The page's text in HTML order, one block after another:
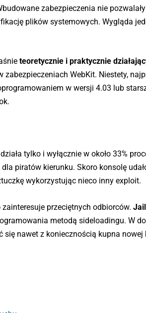
zabezpieczenia nie
plików systemowych. Wygląda
teoretycznie i praktycznie
zabezpieczeniach WebKit. Niestety,
w wersji 4.03 lub
tylko i wyłącznie w około 33%
piratów kierunku. Skoro konsolę
wykorzystując nieco inny exploit.
przeciętnych odbiorców.
metodą sideloadingu. W
się nawet z koniecznością kupna